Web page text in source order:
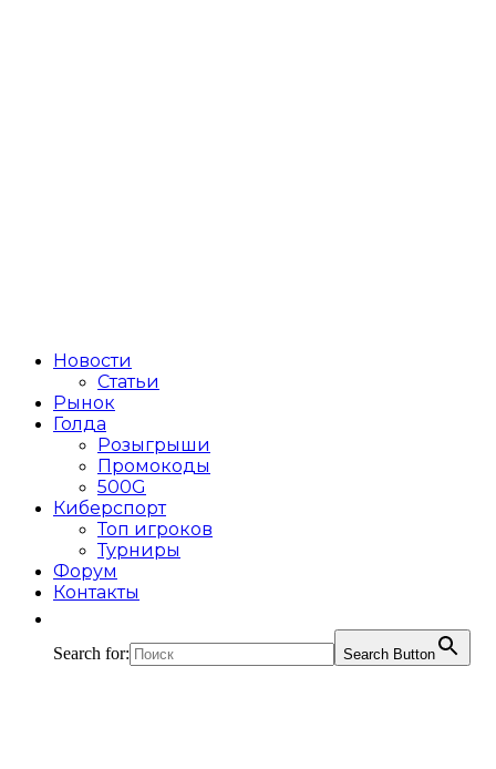
Новости
Статьи
Рынок
Голда
Розыгрыши
Промокоды
500G
Киберспорт
Топ игроков
Турниры
Форум
Контакты
Search for: Search Button